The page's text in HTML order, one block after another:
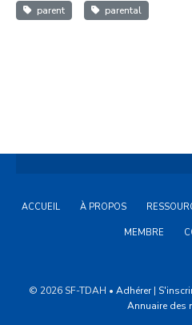
parent
parental
ACCUEIL À PROPOS
MEMBRE
© 2026 SF-TDAH • Adhérer|
Annuaire des